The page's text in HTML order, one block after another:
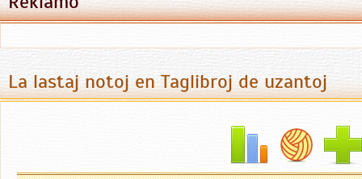
La lastaj notoj en Taglibroj de uzantoj